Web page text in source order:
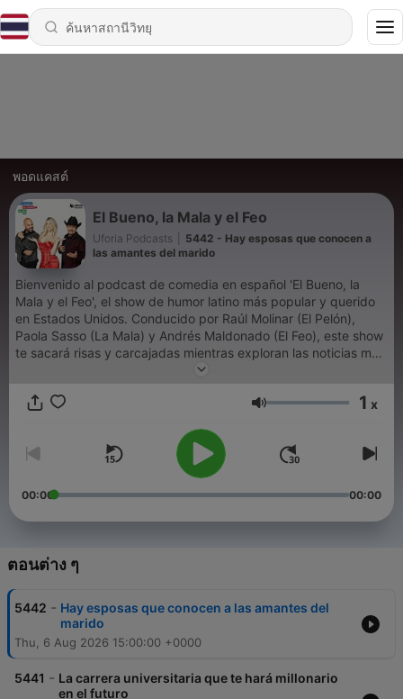
พอดแคสต์
El Bueno, la Mala y el Feo
Uforia Podcasts
5442 - Hay esposas que conocen a
las amantes del marido
Bienvenido al podcast de comedia en español 'El Bueno, la
Mala y el Feo', el show de humor latino más popular y querido
en Estados Unidos. Conducido por Raúl Molinar (El Pelón),
Paola Sasso (La Mala) y Andrés Maldonado (El Feo), este show
te sacará risas y carcajadas mientras exploran las noticias más
insólitas y extrañas del mundo, y sus singulares visiones de la
de la vida diaria, presentados por los mejores humoristas
con actualidad, entretenimiento, historias graciosas, consejos
de relaciones de pareja, sexo, celos, infidelidad, divorcio, e
imitaciones que te traerán diversión. ¡Ningún tema está
prohibido! Síguenos para actualizaciones y más contenidos
https://www.instagram.com/uforiapodcasts Instagram BMF:
Podcasts: https://www.facebook.com/UforiaPodcasts
Facebook BMF: https://www.facebook.com/buenomalafeo
TikTok Uforia Podcasts:
https://www.tiktok.com/@uforiapodcasts TikTok BMF:
https://www.tiktok.com/@buenomalafeo Página web:
https://podcast.univision.com/BMYF
ระดับเสียง 1 x
00:00 00:00
ตอนต่าง ๆ
5442 - Hay esposas que conocen a las amantes del
marido
Thu, 6 Aug 2026 15:00:00 +0000
5441 - La carrera universitaria que te hará millonario
en el futuro